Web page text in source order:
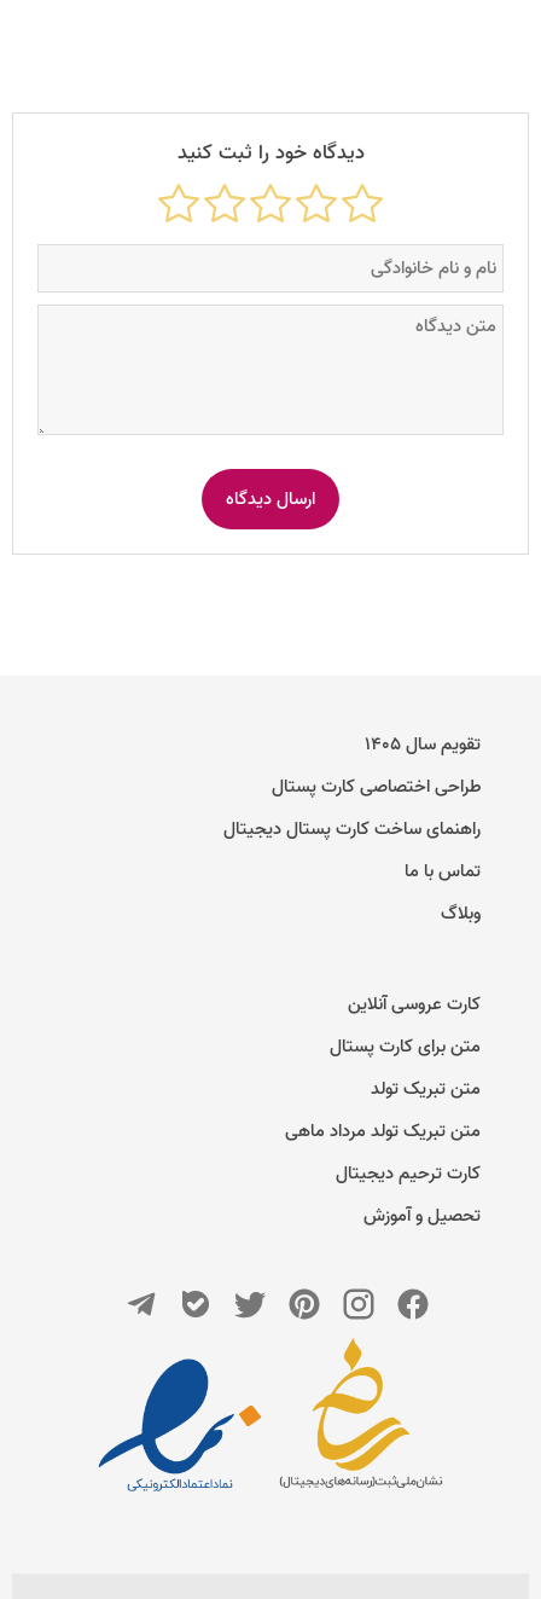
دیدگاه خود را ثبت کنید
تقویم سال ۱۴۰۵
طراحی اختصاصی کارت پستال
راهنمای ساخت کارت پستال دیجیتال
تماس با ما
وبلاگ
کارت عروسی آنلاین
متن برای کارت پستال
متن تبریک تولد
متن تبریک تولد مرداد ماهی
کارت ترحیم دیجیتال
تحصیل و آموزش